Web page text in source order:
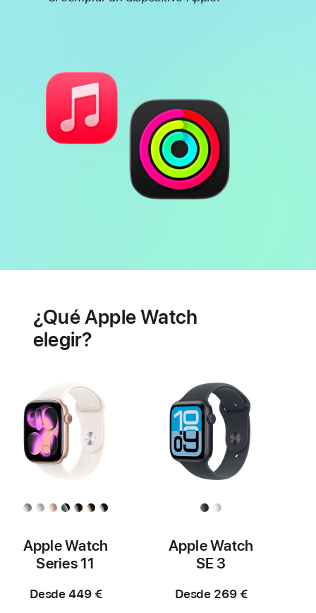
cardiaca
¿Qué Apple Watch
elegir?
Apple Watch
Series 11
Desde 449 €
Apple Watch
SE 3
Desde 269 €